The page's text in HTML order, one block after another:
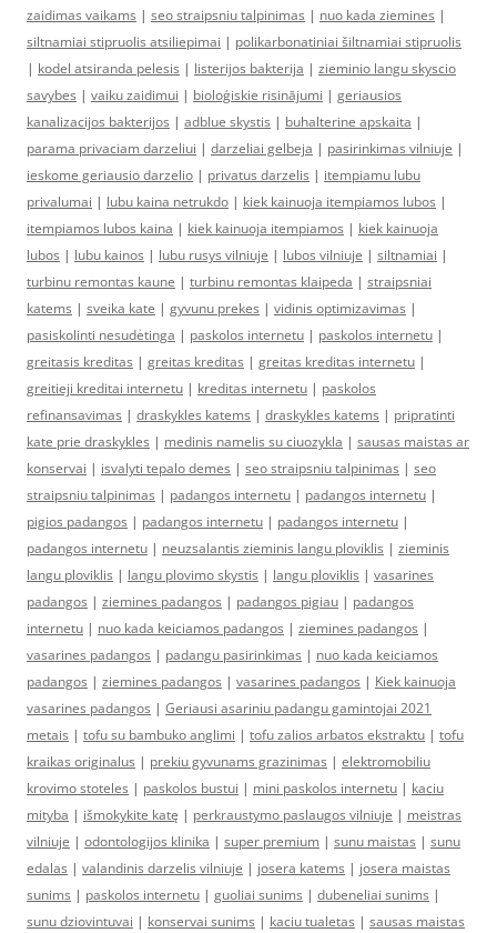
zaidimas vaikams | seo straipsniu talpinimas | nuo kada ziemines |
siltnamiai stipruolis atsiliepimai | polikarbonatiniai šiltnamiai stipruolis
| kodel atsiranda pelesis | listerijos bakterija | zieminio langu skyscio
savybes | vaiku zaidimui | bioloģiskie risinājumi | geriausios
kanalizacijos bakterijos | adblue skystis | buhalterine apskaita |
parama privaciam darzeliui | darzeliai gelbeja | pasirinkimas vilniuje |
ieskome geriausio darzelio | privatus darzelis | itempiamu lubu
privalumai | lubu kaina netrukdo | kiek kainuoja itempiamos lubos |
itempiamos lubos kaina | kiek kainuoja itempiamos | kiek kainuoja
lubos | lubu kainos | lubu rusys vilniuje | lubos vilniuje | siltnamiai |
turbinu remontas kaune | turbinu remontas klaipeda | straipsniai
katems | sveika kate | gyvunu prekes | vidinis optimizavimas |
pasiskolinti nesudėtinga | paskolos internetu | paskolos internetu |
greitasis kreditas | greitas kreditas | greitas kreditas internetu |
greitieji kreditai internetu | kreditas internetu | paskolos
refinansavimas | draskykles katems | draskykles katems | pripratinti
kate prie draskykles | medinis namelis su ciuozykla | sausas maistas ar
konservai | isvalyti tepalo demes | seo straipsniu talpinimas | seo
straipsniu talpinimas | padangos internetu | padangos internetu |
pigios padangos | padangos internetu | padangos internetu |
padangos internetu | neuzsalantis zieminis langu ploviklis | zieminis
langu ploviklis | langu plovimo skystis | langu ploviklis | vasarines
padangos | ziemines padangos | padangos pigiau | padangos
internetu | nuo kada keiciamos padangos | ziemines padangos |
vasarines padangos | padangu pasirinkimas | nuo kada keiciamos
padangos | ziemines padangos | vasarines padangos | Kiek kainuoja
vasarines padangos | Geriausi asariniu padangu gamintojai 2021
metais | tofu su bambuko anglimi | tofu zalios arbatos ekstraktu | tofu
kraikas originalus | prekiu gyvunams grazinimas | elektromobiliu
krovimo stoteles | paskolos bustui | mini paskolos internetu | kaciu
mityba | išmokykite katę | perkraustymo paslaugos vilniuje | meistras
vilniuje | odontologijos klinika | super premium | sunu maistas | sunu
edalas | valandinis darzelis vilniuje | josera katems | josera maistas
sunims | paskolos internetu | guoliai sunims | dubeneliai sunims |
sunu dziovintuvai | konservai sunims | kaciu tualetas | sausas maistas